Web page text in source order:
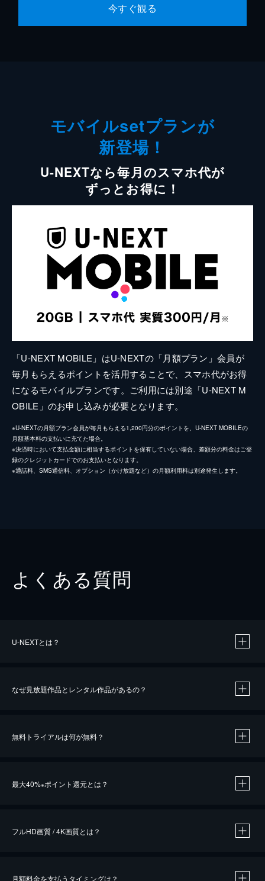
今すぐ観る
モバイルsetプランが
新登場！
U-NEXTなら毎月のスマホ代が
ずっとお得に！
「U-NEXT MOBILE」はU-NEXTの「月額プラン」会員が
毎月もらえるポイントを活用することで、スマホ代がお得
になるモバイルプランです。ご利用には別途「U-NEXT M
OBILE」のお申し込みが必要となります。
※U-NEXTの月額プラン会員が毎月もらえる1,200円分のポイントを、U-NEXT MOBILEの
月額基本料の支払いに充てた場合。
※決済時において支払金額に相当するポイントを保有していない場合、差額分の料金はご登
録のクレジットカードでのお支払いとなります。
※通話料、SMS通信料、オプション（かけ放題など）の月額利用料は別途発生します。
よくある質問
U-NEXTとは？
なぜ見放題作品とレンタル作品があるの？
無料トライアルは何が無料？
最大40%※ポイント還元とは？
フルHD画質 / 4K画質とは？
月額料金を支払うタイミングは？